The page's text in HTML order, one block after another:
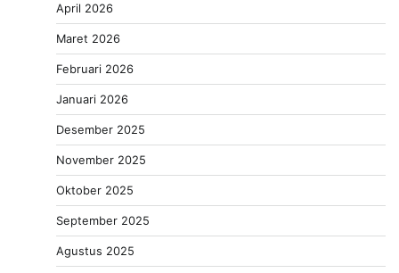
April 2026
Maret 2026
Februari 2026
Januari 2026
Desember 2025
November 2025
Oktober 2025
September 2025
Agustus 2025